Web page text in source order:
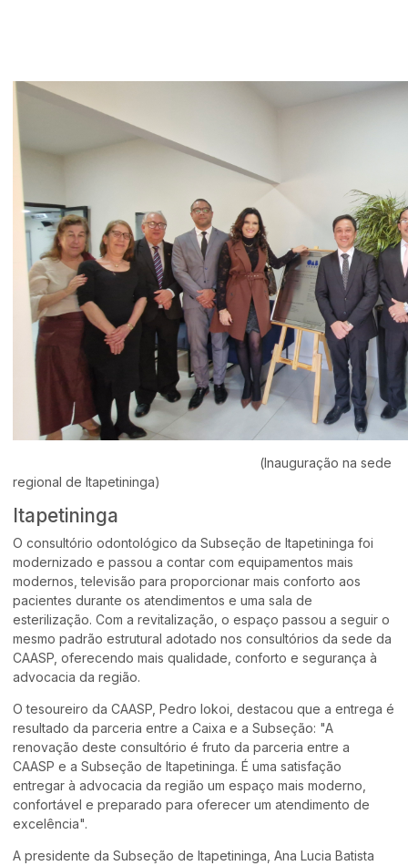
(Inauguração na sede
regional de Itapetininga)
Itapetininga
O consultório odontológico da Subseção de Itapetininga foi
modernizado e passou a contar com equipamentos mais
modernos, televisão para proporcionar mais conforto aos
pacientes durante os atendimentos e uma sala de
esterilização. Com a revitalização, o espaço passou a seguir o
mesmo padrão estrutural adotado nos consultórios da sede da
CAASP, oferecendo mais qualidade, conforto e segurança à
advocacia da região.
O tesoureiro da CAASP, Pedro Iokoi, destacou que a entrega é
resultado da parceria entre a Caixa e a Subseção: "A
renovação deste consultório é fruto da parceria entre a
CAASP e a Subseção de Itapetininga. É uma satisfação
entregar à advocacia da região um espaço mais moderno,
confortável e preparado para oferecer um atendimento de
excelência".
A presidente da Subseção de Itapetininga, Ana Lucia Batista